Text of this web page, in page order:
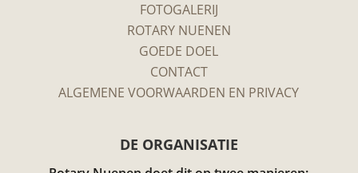
FOTOGALERIJ
ROTARY NUENEN
GOEDE DOEL
CONTACT
ALGEMENE VOORWAARDEN EN PRIVACY
DE ORGANISATIE